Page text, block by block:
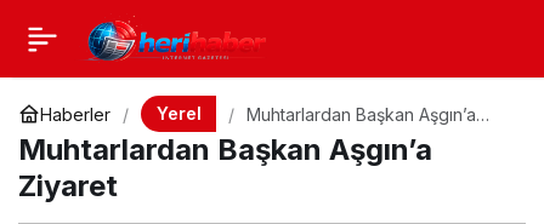
Haberler Yerel
Muhtarlardan Başkan Aşgın’a
Ziyaret
Muhtarlardan Başkan Aşgın’a
Ziyaret